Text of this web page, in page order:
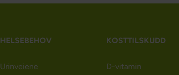
HELSEBEHOV
Urinveiene
KOSTTILSKUDD
D-vitamin